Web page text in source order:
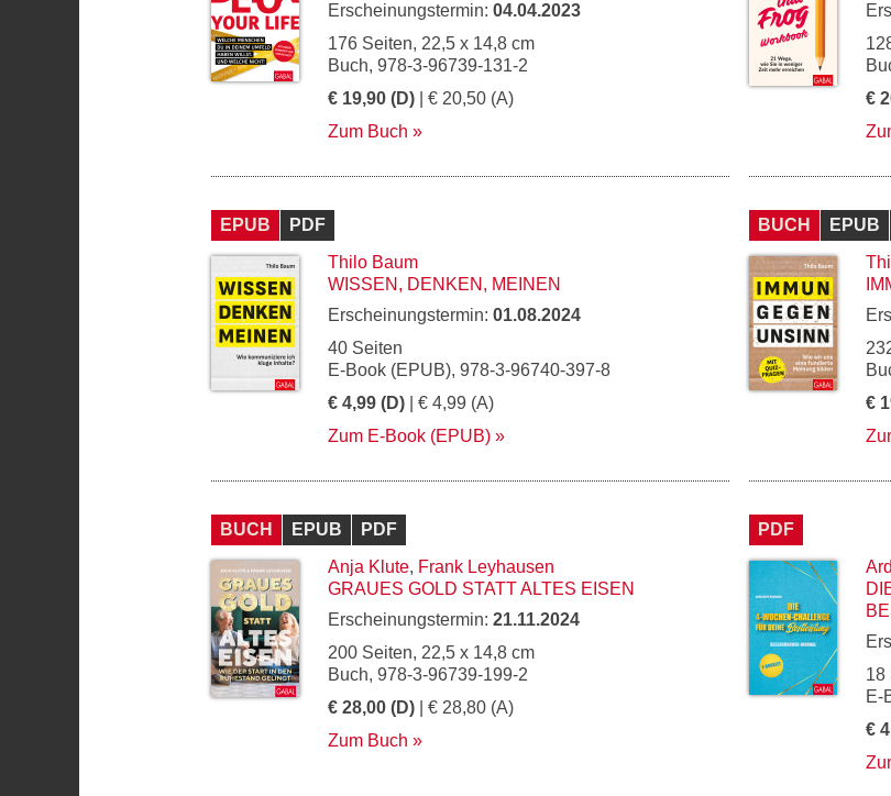
Erscheinungstermin: 04.04.2023
176 Seiten, 22,5 x 14,8 cm
Buch, 978-3-96739-131-2
€ 19,90 (D) | € 20,50 (A)
Zum Buch
€
EPUB
PDF
Thilo Baum
WISSEN, DENKEN, MEINEN
Erscheinungstermin: 01.08.2024
40 Seiten
E-Book (EPUB), 978-3-96740-397-8
€ 4,99 (D) | € 4,99 (A)
Zum E-Book (EPUB)
BUCH EPUB
€
BUCH EPUB
PDF
Anja Klute, Frank Leyhausen
GRAUES GOLD STATT ALTES EISEN
Erscheinungstermin: 21.11.2024
200 Seiten, 22,5 x 14,8 cm
Buch, 978-3-96739-199-2
€ 28,00 (D) | € 28,80 (A)
Zum Buch
PDF
18
E-
€